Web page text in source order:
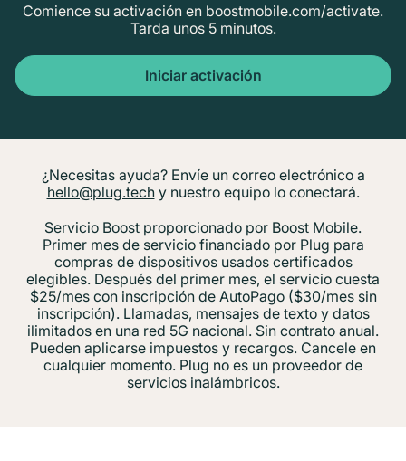
Comience su activación en boostmobile.com/activate.
Tarda unos 5 minutos.
Iniciar activación
¿Necesitas ayuda? Envíe un correo electrónico a
hello@plug.techy nuestro equipo lo conectará.
Servicio Boost proporcionado por Boost Mobile.
Primer mes de servicio financiado por Plug para
compras de dispositivos usados ​​certificados
elegibles. Después del primer mes, el servicio cuesta
$25/mes con inscripción de AutoPago ($30/mes sin
inscripción). Llamadas, mensajes de texto y datos
ilimitados en una red 5G nacional. Sin contrato anual.
Pueden aplicarse impuestos y recargos. Cancele en
cualquier momento. Plug no es un proveedor de
servicios inalámbricos.